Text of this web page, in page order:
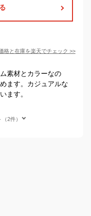
格と在庫を楽天でチェック >>
素材とカラーなの
ます。カジュアルな
ます。
2件）